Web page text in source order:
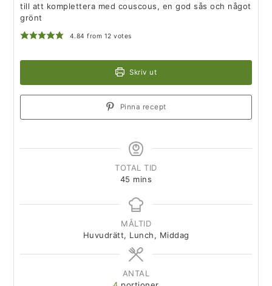
till att komplettera med couscous, en god sås och något
grönt
4.84 from 12 votes
Skriv ut
Pinna recept
TOTAL TID
45 mins
MÅLTID
Huvudrätt, Lunch, Middag
ANTAL